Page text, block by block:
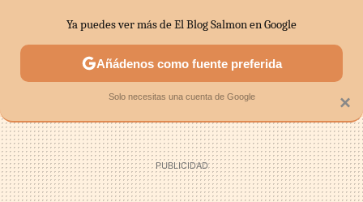
SECTORES ECONOMÍA DOMÉSTICA MERCADOS
×
Ya puedes ver más de El Blog Salmon en Google
Añádenos como fuente preferida
Solo necesitas una cuenta de Google